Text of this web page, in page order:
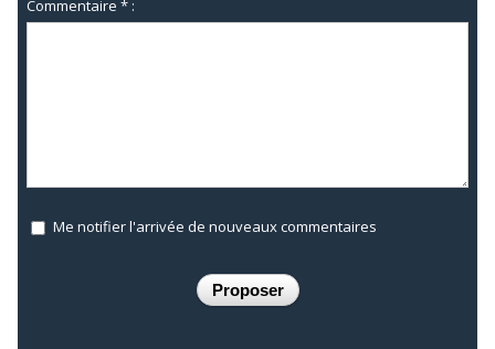
Commentaire * :
Me notifier l'arrivée de nouveaux commentaires